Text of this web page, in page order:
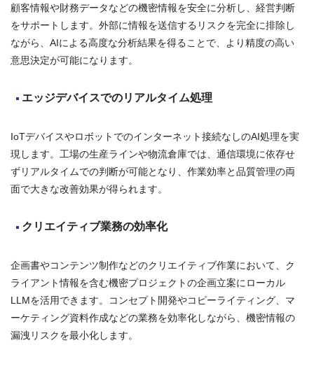
顧客情報や財務データなどの機密情報を安全に分析し、経営判断
をサポートします。外部に情報を送信するリスクを完全に排除し
ながら、AIによる高度な分析結果を得ることで、より精度の高い
意思決定が可能になります。
エッジデバイスでのリアルタイム処理
IoTデバイスやロボットでのインターネット接続なしのAI処理を実
現します。工場の生産ラインや物流倉庫では、通信環境に依存せ
ずリアルタイムでの判断が可能となり、作業効率と品質管理の両
面で大きな改善効果が得られます。
クリエイティブ業務の効率化
企画書やコンテンツ制作などのクリエイティブ作業において、ク
ライアント情報を含む機密プロジェクトの企画立案にローカル
LLMを活用できます。コンセプト開発やコピーライティング、マ
ーケティング資料作成などの業務を効率化しながら、機密情報の
漏洩リスクを最小化します。